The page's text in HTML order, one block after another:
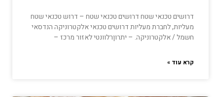
דרושים טכנאי שטח דרושים טכנאי שטח – דרוש טכנאי שטח
מעליות, לחברת מעליות דרושים טכנאי אלקטרוניקה הנדסאי
חשמל / אלקטרוניקה. – יתרוןרלוונטי לאזור מרכז –
קרא עוד »